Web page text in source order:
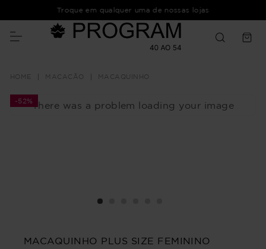
Troque em qualquer uma de nossas lojas
MACACÃO MACAQUINHO
There was a problem loading your image
-52%
MACAQUINHO PLUS SIZE FEMININO